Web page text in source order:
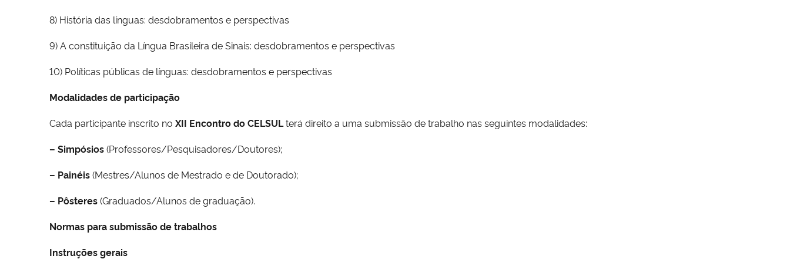
8) História das línguas: desdobramentos e perspectivas
9) A constituição da Língua Brasileira de Sinais: desdobramentos e perspectivas
10) Políticas públicas de línguas: desdobramentos e perspectivas
Modalidades de participação
Cada participante inscrito no XII Encontro do CELSULterá direito a uma submissão de trabalho nas seguintes modalidades:
– Simpósios(Professores/Pesquisadores/Doutores);
– Painéis(Mestres/Alunos de Mestrado e de Doutorado);
– Pôsteres(Graduados/Alunos de graduação).
Normas para submissão de trabalhos
Instruções gerais